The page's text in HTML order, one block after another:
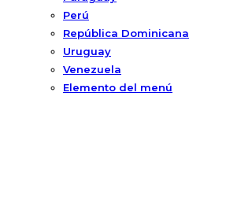
Perú
República Dominicana
Uruguay
Venezuela
Elemento del menú